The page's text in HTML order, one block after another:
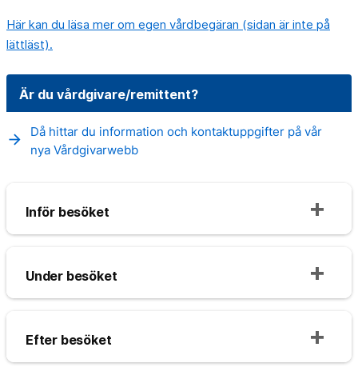
Här kan du läsa mer om egen vårdbegäran (sidan är inte på
lättläst).
Är du vårdgivare/remittent?
arrow_forward
Då hittar du information och kontaktuppgifter på vår
nya Vårdgivarwebb
Inför besöket
Under besöket
Efter besöket